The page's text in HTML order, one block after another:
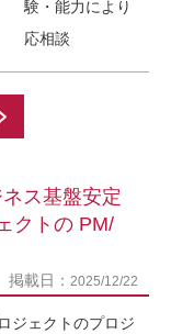
験・能力により
応相談
ス基盤安定
クトの PM/
掲載日： 2025/12/22
ジェクトのプロジ